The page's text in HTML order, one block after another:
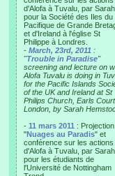
d'Alofa à Tuvalu, par Sarah
pour la Société des Iles du
Pacifique de Grande
et d'Ireland à l'église St
Philippe à Londres.
- March, 23rd, 2011 :
"Trouble in Paradise"
screening and lecture on
Alofa Tuvalu is doing in
for the Pacific Islands
of the UK and Ireland at St
Philips Church, Earls Court,
London, by Sarah
- 11 mars 2011 :
"Nuages au Paradis" et
conférence sur les actions
d'Alofa à Tuvalu, par Sarah
pour les étudiants de
l'Université de Nottingham